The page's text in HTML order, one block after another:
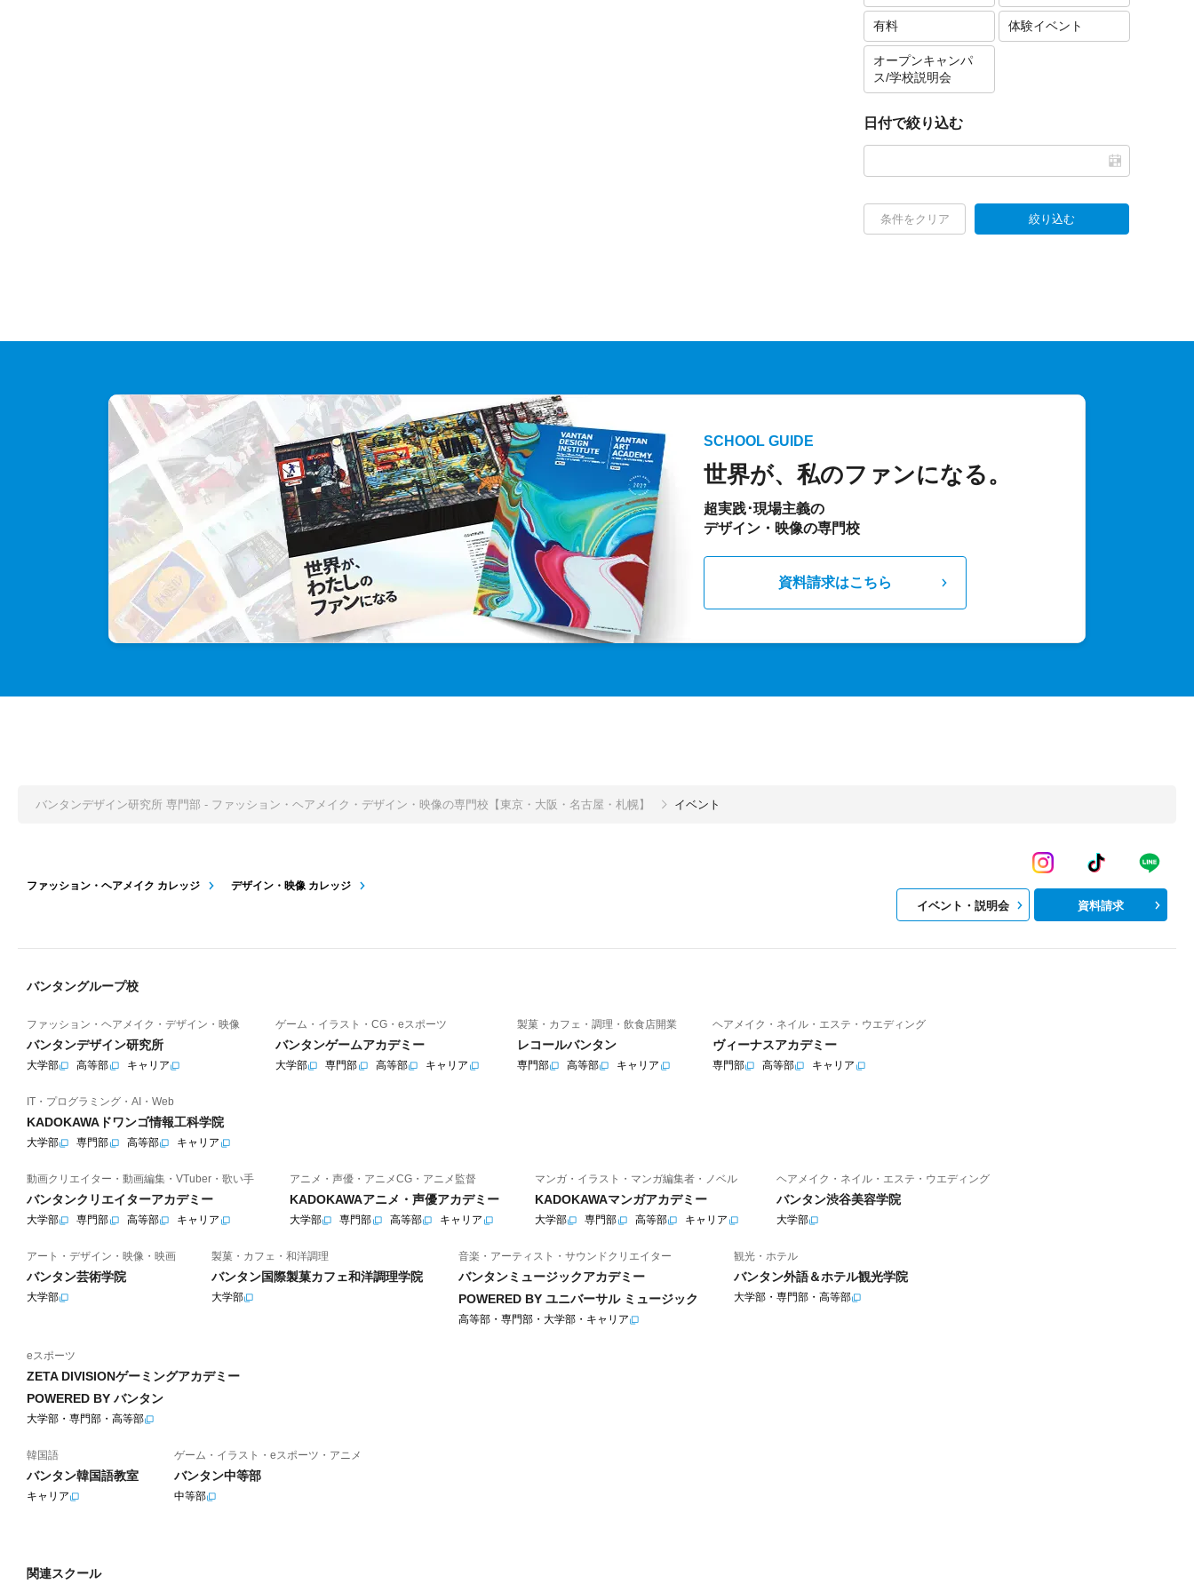
有料 体験イベント
オープンキャンパ
ス/学校説明会
日付で絞り込む
条件をクリア 絞り込む
SCHOOL GUIDE
世界が、私のファンになる。
超実践･現場主義の
デザイン・映像の専門校
資料請求はこちら
バンタンデザイン研究所 専門部 - ファッション・ヘアメイク・デザイン・映像の専門校【東京・大阪・名古屋・札幌】 イベント
ファッション・ヘアメイク カレッジ デザイン・映像 カレッジ
イベント・説明会 資料請求
バンタングループ校
ファッション・ヘアメイク・デザイン・映像
バンタンデザイン研究所
大学部 高等部 キャリア
ゲーム・イラスト・CG・eスポーツ
バンタンゲームアカデミー
大学部 専門部 高等部 キャリア
製菓・カフェ・調理・飲食店開業
レコールバンタン
専門部 高等部 キャリア
ヘアメイク・ネイル・エステ・ウエディング
ヴィーナスアカデミー
専門部 高等部 キャリア
IT・プログラミング・AI・Web
KADOKAWAドワンゴ情報工科学院
大学部 専門部 高等部 キャリア
動画クリエイター・動画編集・VTuber・歌い手
バンタンクリエイターアカデミー
大学部 専門部 高等部 キャリア
アニメ・声優・アニメCG・アニメ監督
KADOKAWAアニメ・声優アカデミー
大学部 専門部 高等部 キャリア
マンガ・イラスト・マンガ編集者・ノベル
KADOKAWAマンガアカデミー
大学部 専門部 高等部 キャリア
ヘアメイク・ネイル・エステ・ウエディング
バンタン渋谷美容学院
大学部
アート・デザイン・映像・映画
バンタン芸術学院
大学部
製菓・カフェ・和洋調理
バンタン国際製菓カフェ和洋調理学院
大学部
音楽・アーティスト・サウンドクリエイター
バンタンミュージックアカデミー
POWERED BY ユニバーサル ミュージック
高等部・専門部・大学部・キャリア
観光・ホテル
バンタン外語＆ホテル観光学院
大学部・専門部・高等部
eスポーツ
ZETA DIVISIONゲーミングアカデミー
POWERED BY バンタン
大学部・専門部・高等部
韓国語
バンタン韓国語教室
キャリア
ゲーム・イラスト・eスポーツ・アニメ
バンタン中等部
中等部
関連スクール